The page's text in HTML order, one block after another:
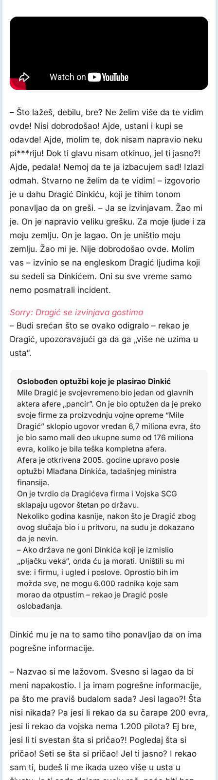
– Što lažeš, debilu, bre? Ne želim više da te vidim
ovde! Nisi dobrodošao! Ajde, ustani i kupi se
odavde! Ajde, molim te, dok nisam napravio neku
pi***riju! Dok ti glavu nisam otkinuo, jel ti jasno?!
Ajde, pedala! Nemoj da te ja izbacujem sad! Izlazi
odmah. Stvarno ne želim da te vidim! – izgovorio
je u dahu Dragić Dinkiću, koji je tihim tonom
ponavljao da on greši. – Ja se izvinjavam. Žao mi
je. On je napravio veliku grešku. Za moje ljude i za
moju zemlju. On je lagao. On je uništio moju
zemlju. Žao mi je. Nije dobrodošao ovde. Molim
vas – izvinio se na engleskom Dragić ljudima koji
su sedeli sa Dinkićem. Oni su sve vreme samo
nemo posmatrali incident.
Sorry: Dragić se izvinjava gostima
– Budi srećan što se ovako odigralo – rekao je
Dragić, upozoravajući ga da ga „više ne uzima u
usta“.
Oslobođen optužbi koje je plasirao Dinkić
Mile Dragić je svojevremeno bio jedan od glavnih
aktera afere „pancir”. On je bio optužen da je preko
svoje firme za proizvodnju vojne opreme “Mile
Dragić” sklopio ugovor vredan 6,7 miliona evra, što
je bio samo mali deo ukupne sume od 176 miliona
evra, koliko je bila teška kompletna afera.
Afera je otkrivena 2005. godine upravo posle
optužbi Mlađana Dinkića, tadašnjeg ministra
finansija.
On je tvrdio da Dragićeva firma i Vojska SCG
sklapaju ugovor štetan po državu.
Nekoliko godina kasnije, nakon što je Dragić zbog
ovog slučaja bio i u pritvoru, na sudu je dokazano
da je nevin.
– Ako država ne goni Dinkića koji je izmislio
„pljačku veka“, onda ću ja morati. Uništili su mi
sve: i firmu, i ugled i poslove. Oprostio bih im
možda sve, ne mogu 6.000 radnika koje sam
morao da otpustim – rekao je Dragić posle
oslobađanja.
Dinkić mu je na to samo tiho ponavljao da on ima
pogrešne informacije.
– Nazvao si me lažovom. Svesno si lagao da bi
meni napakostio. I ja imam pogrešne informacije,
pa što me praviš budalom sada? Jesi lagao?! Šta
nisi nikada? Pa jesi li rekao da su čarape 200 evra,
jesi li rekao da vojska nema 1.200 pilota? Ej bre,
jesi li ti svestan šta si pričao?! Pogledaj šta si
pričao! Seti se šta si pričao! Jel ti jasno? I rekao
sam ti, budeš li me ikada uzeo više u usta u